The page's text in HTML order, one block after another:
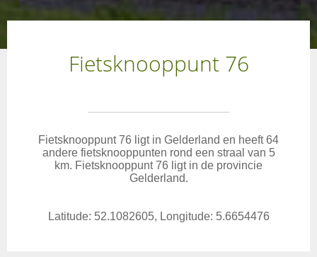
Fietsknooppunt 76
Fietsknooppunt 76 ligt in Gelderland en heeft 64
andere fietsknooppunten rond een straal van 5
km. Fietsknooppunt 76 ligt in de provincie
Gelderland.
Latitude: 52.1082605, Longitude: 5.6654476